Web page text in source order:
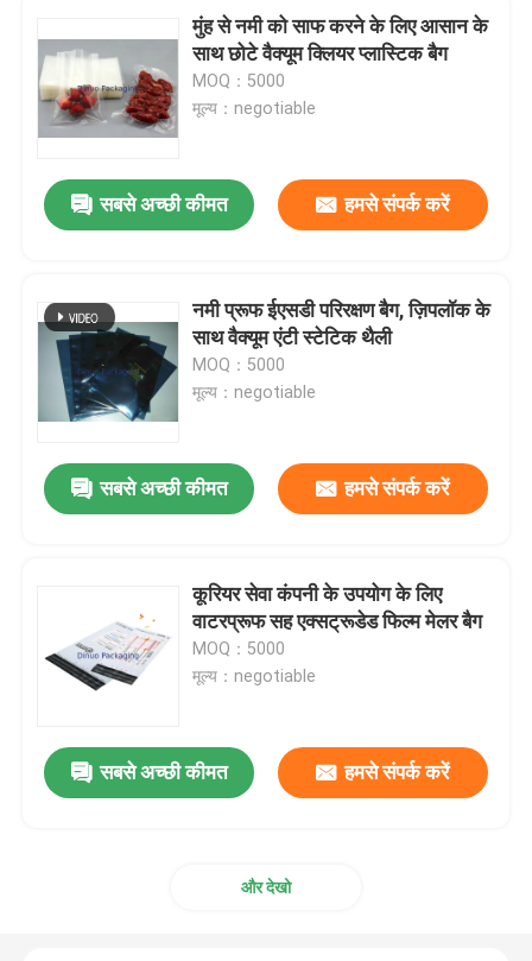
उत्पादों
वीडियो
हमारे बारे में
गुणवत्ता नियंत्रण
समाचार
मुंह से नमी को साफ करने के लिए आसान के
साथ छोटे वैक्यूम क्लियर प्लास्टिक बैग
MOQ：5000
मूल्य：negotiable
सबसे अच्छी कीमत हमसे संपर्क करें
नमी प्रूफ ईएसडी परिरक्षण बैग, ज़िपलॉक के
साथ वैक्यूम एंटी स्टेटिक थैली
MOQ：5000
मूल्य：negotiable
सबसे अच्छी कीमत हमसे संपर्क करें
कूरियर सेवा कंपनी के उपयोग के लिए
वाटरप्रूफ सह एक्सट्रूडेड फिल्म मेलर बैग
MOQ：5000
मूल्य：negotiable
सबसे अच्छी कीमत हमसे संपर्क करें
और देखो